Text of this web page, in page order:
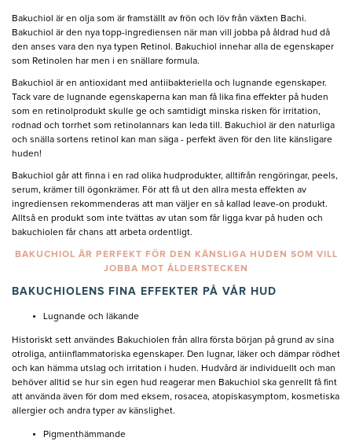
Bakuchiol är en olja som är framställt av frön och löv från växten Bachi.
Bakuchiol är den nya topp-ingrediensen när man vill jobba på åldrad hud då
den anses vara den nya typen Retinol. Bakuchiol innehar alla de egenskaper
som Retinolen har men i en snällare formula.
Bakuchiol är en antioxidant med antiibakteriella och lugnande egenskaper.
Tack vare de lugnande egenskaperna kan man få lika fina effekter på huden
som en retinolprodukt skulle ge och samtidigt minska risken för irritation,
rodnad och torrhet som retinolannars kan leda till. Bakuchiol är den naturliga
och snälla sortens retinol kan man säga - perfekt även för den lite känsligare
huden!
Bakuchiol går att finna i en rad olika hudprodukter, alltifrån rengöringar, peels,
serum, krämer till ögonkrämer. För att få ut den allra mesta effekten av
ingrediensen rekommenderas att man väljer en så kallad leave-on produkt.
Alltså en produkt som inte tvättas av utan som får ligga kvar på huden och
bakuchiolen får chans att arbeta ordentligt.
BAKUCHIOL ÄR PERFEKT FÖR DEN KÄNSLIGA HUDEN SOM VILL
JOBBA MOT ÅLDERSTECKEN
BAKUCHIOLENS FINA EFFEKTER PÅ VÅR HUD
Lugnande och läkande
Historiskt sett användes Bakuchiolen från allra första början på grund av sina
otroliga, antiinflammatoriska egenskaper. Den lugnar, läker och dämpar rödhet
och kan hämma utslag och irritation i huden. Hudvård är individuellt och man
behöver alltid se hur sin egen hud reagerar men Bakuchiol ska genrellt få fint
att använda även för dom med eksem, rosacea, atopiskasymptom, kosmetiska
allergier och andra typer av känslighet.
Pigmenthämmande